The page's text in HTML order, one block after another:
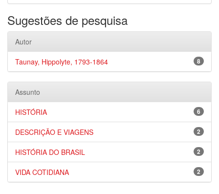
Sugestões de pesquisa
Autor
8
Taunay, Hippolyte, 1793-1864
Assunto
6
HISTÓRIA
2
DESCRIÇÃO E VIAGENS
2
HISTÓRIA DO BRASIL
2
VIDA COTIDIANA